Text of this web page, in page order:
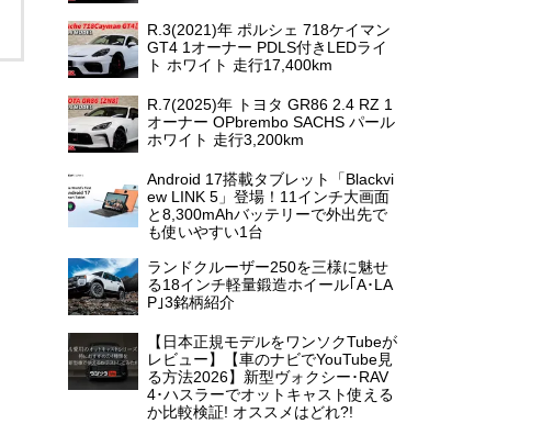
R.3(2021)年 ポルシェ 718ケイマン
GT4 1オーナー PDLS付きLEDライ
ト ホワイト 走行17,400km
R.7(2025)年 トヨタ GR86 2.4 RZ 1
オーナー OPbrembo SACHS パール
ホワイト 走行3,200km
Android 17搭載タブレット「Blackvi
ew LINK 5」登場！11インチ大画面
と8,300mAhバッテリーで外出先で
も使いやすい1台
ランドクルーザー250を三様に魅せ
る18インチ軽量鍛造ホイール｢A･LA
P｣3銘柄紹介
【日本正規モデルをワンソクTubeが
レビュー】【車のナビでYouTube見
る方法2026】新型ヴォクシー･RAV
4･ハスラーでオットキャスト使える
か比較検証! オススメはどれ?!